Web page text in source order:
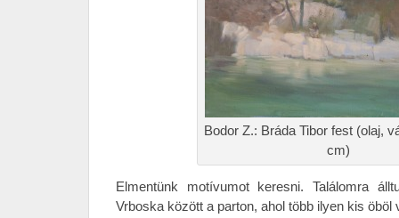
Bodor Z.: Bráda Tibor fest (olaj,
cm)
Elmentünk motívumot keresni. Találomra
Vrboska között a parton, ahol több ilyen kis öböl